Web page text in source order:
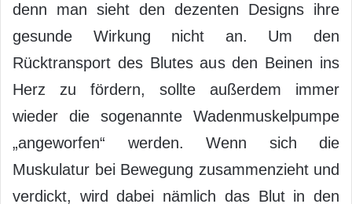
denn man sieht den dezenten Designs ihre
gesunde Wirkung nicht an. Um den
Rücktransport des Blutes aus den Beinen ins
Herz zu fördern, sollte außerdem immer
wieder die sogenannte Wadenmuskelpumpe
„angeworfen“ werden. Wenn sich die
Muskulatur bei Bewegung zusammenzieht und
verdickt, wird dabei nämlich das Blut in den